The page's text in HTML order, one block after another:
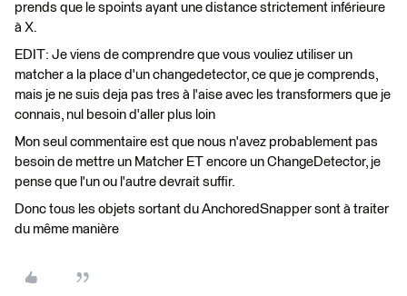
prends que le spoints ayant une distance strictement inférieure
à X.
EDIT: Je viens de comprendre que vous vouliez utiliser un
matcher a la place d'un changedetector, ce que je comprends,
mais je ne suis deja pas tres à l'aise avec les transformers que je
connais, nul besoin d'aller plus loin
Mon seul commentaire est que nous n'avez probablement pas
besoin de mettre un Matcher ET encore un ChangeDetector, je
pense que l'un ou l'autre devrait suffir.
Donc tous les objets sortant du AnchoredSnapper sont à traiter
du même manière